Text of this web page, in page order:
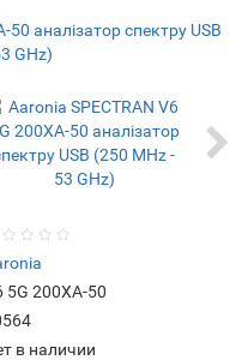
5G 200XA-50
в наличии